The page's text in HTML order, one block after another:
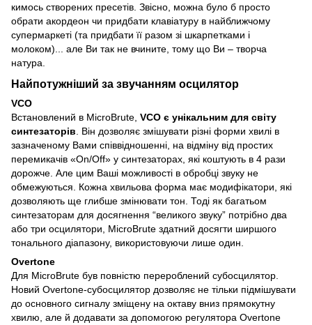
кимось створених пресетів. Звісно, можна було б просто
обрати акордеон чи придбати клавіатуру в найближчому
супермаркеті (та придбати її разом зі шкарпетками і
молоком)... але Ви так не вчините, тому що Ви – творча
натура.
Найпотужніший за звучанням осцилятор
VCO
Встановлений в MicroBrute, VCO є унікальним для світу
синтезаторів. Він дозволяє змішувати різні форми хвилі в
зазначеному Вами співвідношенні, на відміну від простих
перемикачів «On/Off» у синтезаторах, які коштують в 4 рази
дорожче. Але цим Ваші можливості в обробці звуку не
обмежуються. Кожна хвильова форма має модифікатори, які
дозволяють ще глибше змінювати тон. Тоді як багатьом
синтезаторам для досягнення “великого звуку” потрібно два
або три осцилятори, MicroBrute здатний досягти ширшого
тонального діапазону, використовуючи лише один.
Overtone
Для MicroBrute був повністю перероблений субосцилятор.
Новий Overtone-субосцилятор дозволяє не тільки підмішувати
до основного сигналу зміщену на октаву вниз прямокутну
хвилю, але й додавати за допомогою регулятора Overtone